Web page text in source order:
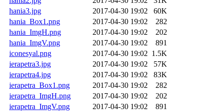
hania3.jpg
2017-04-30 19:02
60K
hania_Box1.png
2017-04-30 19:02
282
hania_ImgH.png
2017-04-30 19:02
202
hania_ImgV.png
2017-04-30 19:02
891
iconesyal.png
2017-04-30 19:02 1.5K
ierapetra3.jpg
2017-04-30 19:02
57K
ierapetra4.jpg
2017-04-30 19:02
83K
ierapetra_Box1.png
2017-04-30 19:02
282
ierapetra_ImgH.png
2017-04-30 19:02
202
ierapetra_ImgV.png
2017-04-30 19:02
891